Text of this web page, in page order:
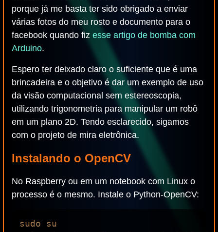
porque já me basta ter sido obrigado a enviar
várias fotos do meu rosto e documento para o
facebook quando fiz esse artigo de bomba com
Arduino.
Espero ter deixado claro o suficiente que é uma
brincadeira e o objetivo é dar um exemplo de uso
da visão computacional sem estereoscopia,
utilizando trigonometria para manipular um robô
em um plano 2D. Tendo esclarecido, sigamos
com o projeto de mira eletrônica.
Instalando o OpenCV
No Raspberry ou em um notebook com Linux o
processo é o mesmo. Instale o Python-OpenCV:
sudo su